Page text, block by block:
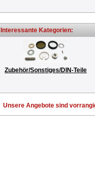
Interessante Kategorien:
Zubehör/Sonstiges/DIN-Teile
Unsere Angebote sind